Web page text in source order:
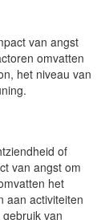
van angst
omvatten
het niveau van
of
van angst om
het
aan activiteiten
van